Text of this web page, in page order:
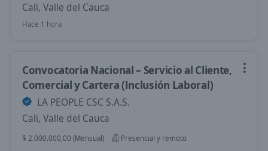
Cali, Valle del Cauca
Hace 1 hora
Convocatoria Nacional – Servicio al Cliente,
Comercial y Cartera (Inclusión Laboral)
LA PEOPLE CSC S.A.S.
Cali, Valle del Cauca
$ 2.000.000,00 (Mensual)
Presencial y remoto